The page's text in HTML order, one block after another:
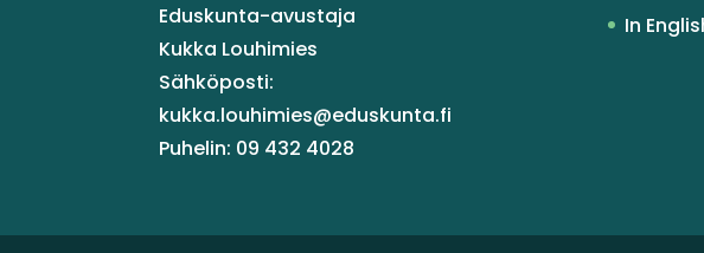
Eduskunta-avustaja
Kukka Louhimies
Sähköposti:
kukka.louhimies@eduskunta.fi
Puhelin: 09 432 4028
In